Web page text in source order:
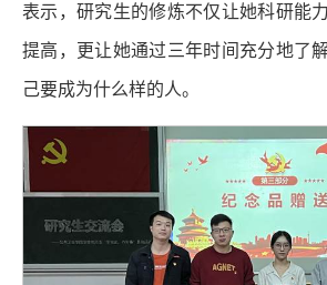
表示，研究生的修炼不仅让她科研能
提高，更让她通过三年时间充分地了
己要成为什么样的人。